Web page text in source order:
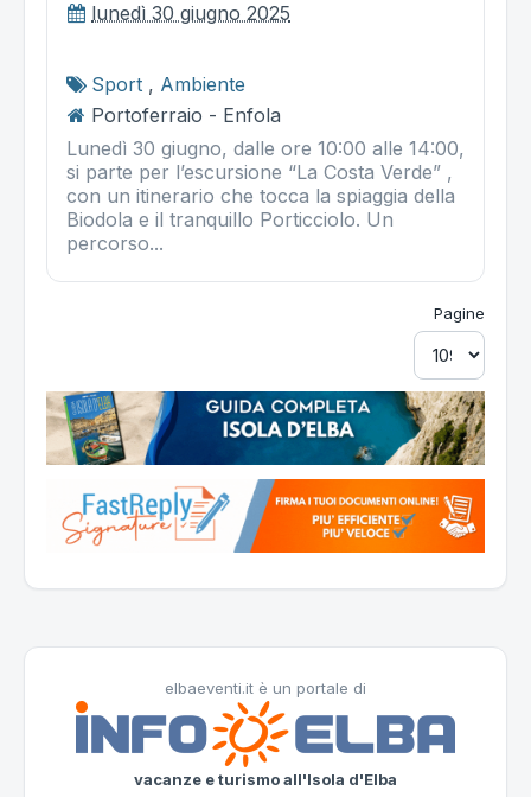
lunedì 30 giugno 2025
Sport , Ambiente
Portoferraio - Enfola
Lunedì 30 giugno, dalle ore 10:00 alle 14:00,
si parte per l’escursione “La Costa Verde” ,
con un itinerario che tocca la spiaggia della
Biodola e il tranquillo Porticciolo. Un
percorso...
Pagine
elbaeventi.it è un portale di
vacanze e turismo all'Isola d'Elba